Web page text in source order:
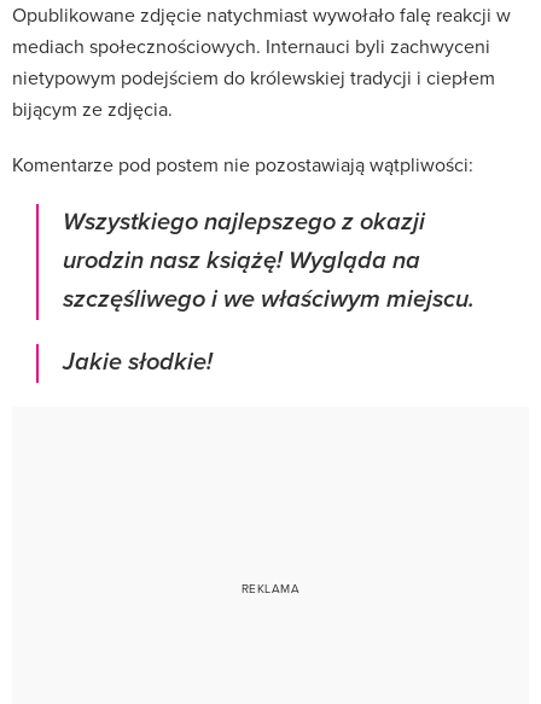
Opublikowane zdjęcie natychmiast wywołało falę reakcji w
mediach społecznościowych. Internauci byli zachwyceni
nietypowym podejściem do królewskiej tradycji i ciepłem
bijącym ze zdjęcia.
Komentarze pod postem nie pozostawiają wątpliwości:
Wszystkiego najlepszego z okazji
urodzin nasz książę! Wygląda na
szczęśliwego i we właściwym miejscu.
Jakie słodkie!